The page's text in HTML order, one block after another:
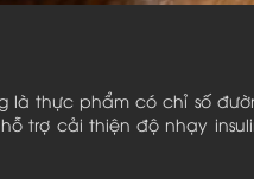
thực phẩm có chỉ số
trợ cải thiện độ nhạy